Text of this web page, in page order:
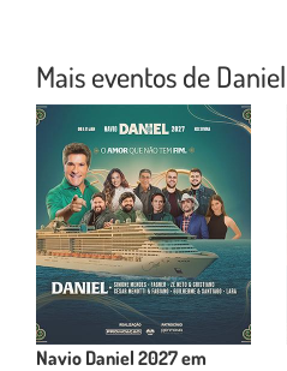
Mais eventos de Daniel
Navio Daniel 2027 em